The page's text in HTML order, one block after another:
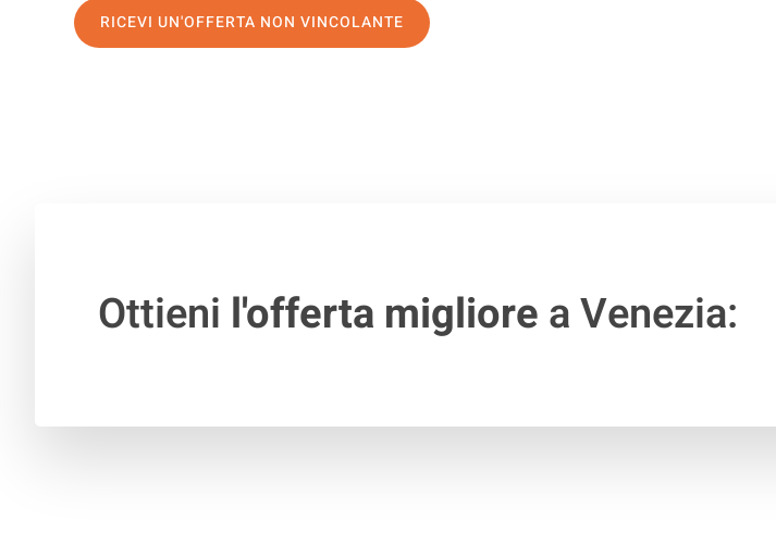
RICEVI UN'OFFERTA NON VINCOLANTE
Ottieni l'offerta migliorea Venezia: